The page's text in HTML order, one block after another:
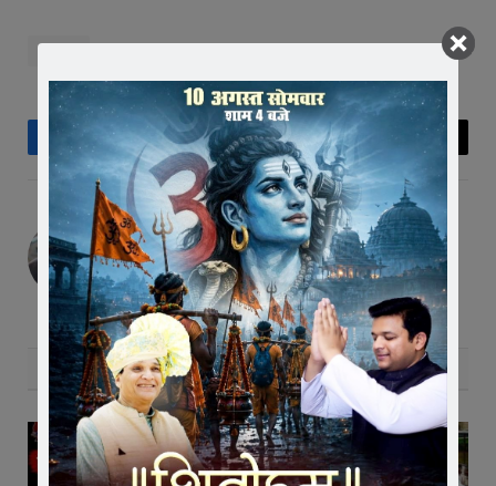
Facebook Twitter PinterestLinkedInTumblr Telegram Email
Editor
RELATEDPOSTS